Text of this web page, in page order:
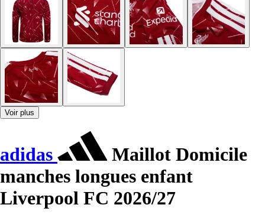
Voir plus
adidas
Maillot Domicile
manches longues enfant
Liverpool FC 2026/27